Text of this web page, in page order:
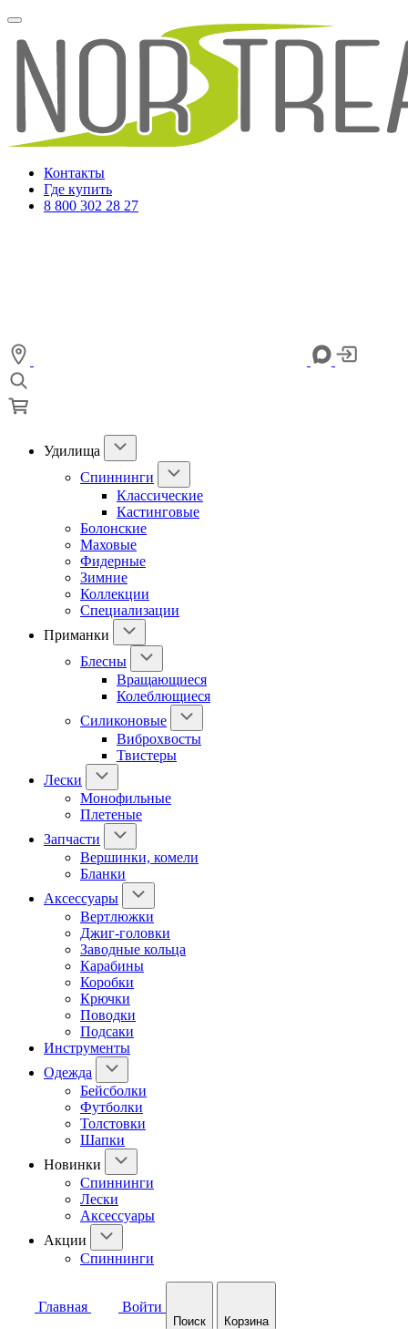
Контакты
Где купить
8 800 302 28 27
Удилища
Спиннинги
Классические
Кастинговые
Болонские
Маховые
Фидерные
Зимние
Коллекции
Специализации
Приманки
Блесны
Вращающиеся
Колеблющиеся
Силиконовые
Виброхвосты
Твистеры
Лески
Монофильные
Плетеные
Запчасти
Вершинки, комели
Бланки
Аксессуары
Вертлюжки
Джиг-головки
Заводные кольца
Карабины
Коробки
Крючки
Поводки
Подсаки
Инструменты
Одежда
Бейсболки
Футболки
Толстовки
Шапки
Новинки
Спиннинги
Лески
Аксессуары
Акции
Спиннинги
Главная Войти
Поиск Корзина